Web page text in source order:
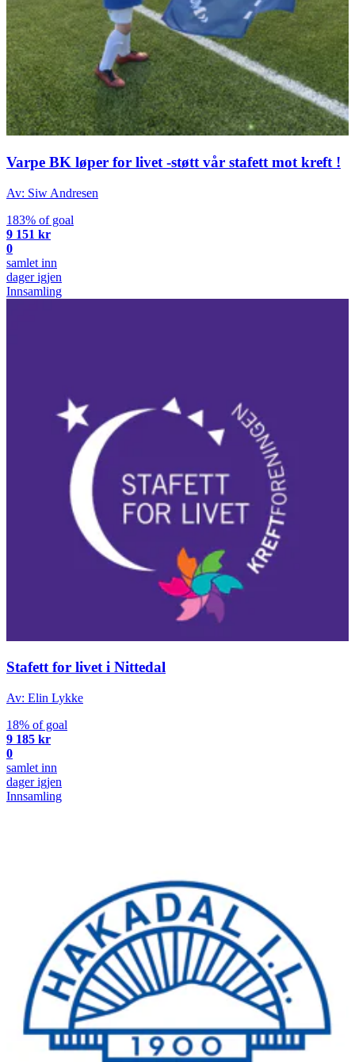
Varpe BK løper for livet -støtt vår stafett mot kreft !
Av: Siw Andresen
183% of goal
9 151 kr
0
samlet inn
dager igjen
Innsamling
Stafett for livet i Nittedal
Av: Elin Lykke
18% of goal
9 185 kr
0
samlet inn
dager igjen
Innsamling